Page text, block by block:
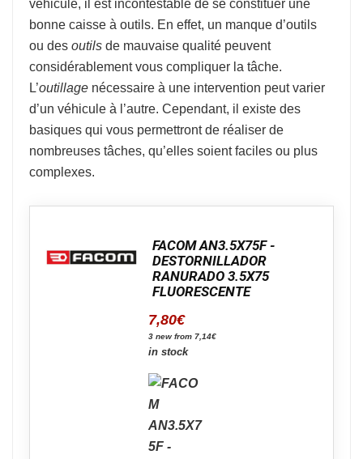
véhicule, il est incontestable de se constituer une
bonne caisse à outils. En effet, un manque d’outils
ou des outils de mauvaise qualité peuvent
considérablement vous compliquer la tâche.
L’outillage nécessaire à une intervention peut varier
d’un véhicule à l’autre. Cependant, il existe des
basiques qui vous permettront de réaliser de
nombreuses tâches, qu’elles soient faciles ou plus
complexes.
FACOM AN3.5X75F -
DESTORNILLADOR
RANURADO 3.5X75
FLUORESCENTE
7,80€
3 new from 7,14€
in stock